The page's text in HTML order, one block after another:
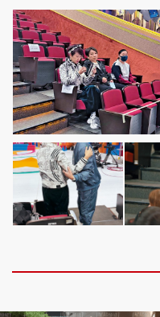
關於我們
聯絡我們
隱私政策聲明
Copyright © 東周網 版
©Eastweek.com.hk.